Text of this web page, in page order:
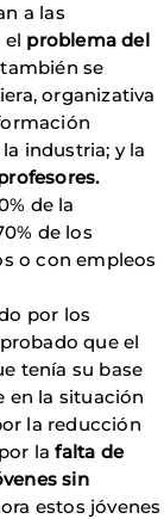
a las
el problema del
se
organizativa
industria; y la
de la
de los
o con empleos
por los
que el
tenía su base
en la situación
la reducción
lafalta de
sin
estos jóvenes